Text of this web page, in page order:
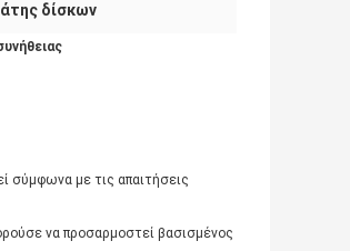
δίσκων
σύμφωνα με τις απαιτήσεις
να προσαρμοστεί βασισμένος